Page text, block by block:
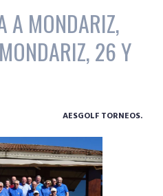
A MONDARIZ,
26 Y
AESGOLF TORNEOS.